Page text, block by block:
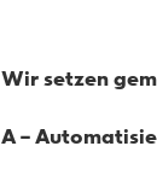
Wir setzen
A –